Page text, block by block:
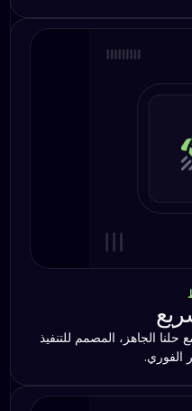
المصمم للتنفيذ